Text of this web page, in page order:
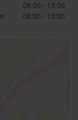
08:00 - 13:00
08:00 - 13:00